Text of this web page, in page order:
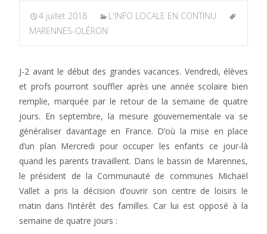
4 juillet 2018
L'INFO LOCALE EN CONTINU
MARENNES-OLÉRON
J-2 avant le début des grandes vacances. Vendredi, élèves
et profs pourront souffler après une année scolaire bien
remplie, marquée par le retour de la semaine de quatre
jours. En septembre, la mesure gouvernementale va se
généraliser davantage en France. D’où la mise en place
d’un plan Mercredi pour occuper les enfants ce jour-là
quand les parents travaillent. Dans le bassin de Marennes,
le président de la Communauté de communes Michaël
Vallet a pris la décision d’ouvrir son centre de loisirs le
matin dans l’intérêt des familles. Car lui est opposé à la
semaine de quatre jours :